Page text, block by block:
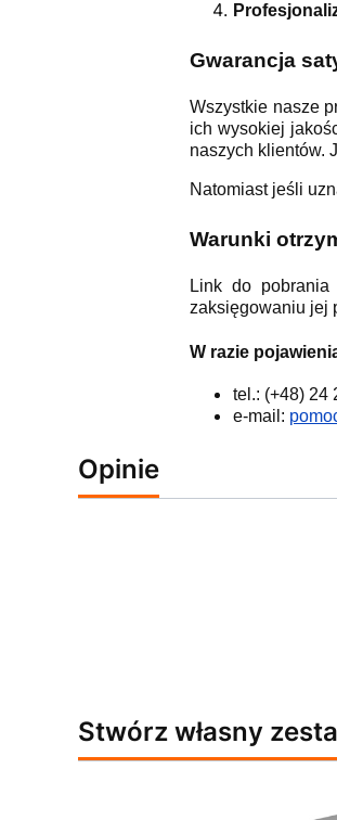
Gwarancja
Wszystkie nasze
ich wysokiej
naszych klientów.
Natomiast jeśli
Warunki
Link do pobrania
zaksięgowaniu jej
W razie
tel.: (+48) 24
e-mail:
Opinie
Stwórz własny